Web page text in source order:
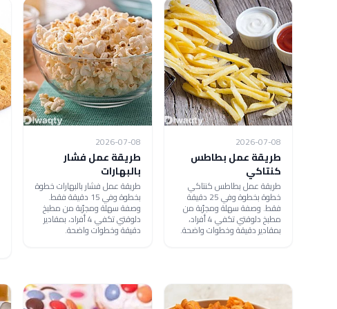
2026-07-08
طريقة عمل بطاطس
كنتاكي
طريقة عمل بطاطس كنتاكي
خطوة بخطوة وفي 25 دقيقة
فقط. وصفة سهلة ومجرّبة من
مطبخ دلوقتي تكفي 4 أفراد،
بمقادير دقيقة وخطوات واضحة.
2026-07-08
طريقة عمل فشار
بالبهارات
طريقة عمل فشار بالبهارات خطوة
بخطوة وفي 15 دقيقة فقط.
وصفة سهلة ومجرّبة من مطبخ
دلوقتي تكفي 4 أفراد، بمقادير
دقيقة وخطوات واضحة.